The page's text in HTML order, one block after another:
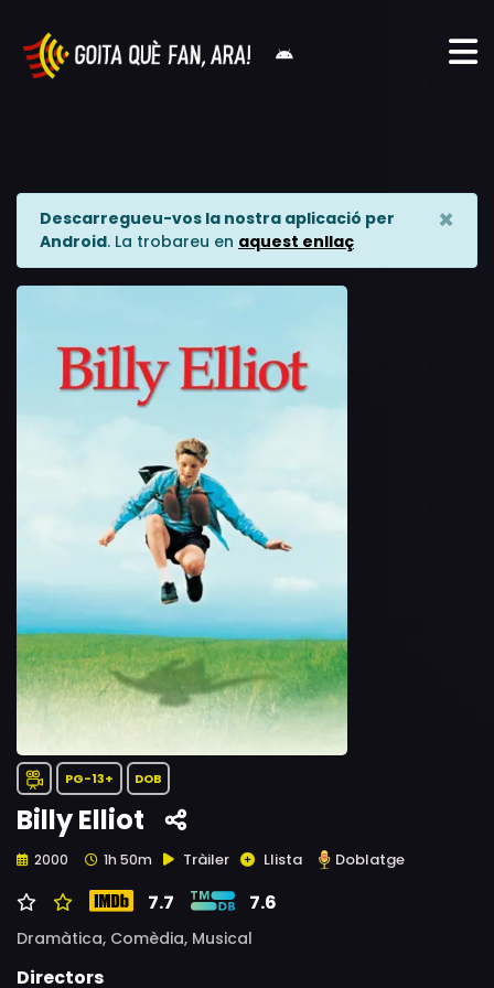
Descarregueu-vos la nostra aplicació per
Android. La trobareu en aquest enllaç
×
PG-13+ DOB
Billy Elliot
2000 1h 50m Tràiler Llista Doblatge
7.7 7.6
Dramàtica, Comèdia, Musical
Directors